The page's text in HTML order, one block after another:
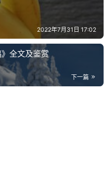
2022年7月31日 17:02
全文及鉴赏
下一篇